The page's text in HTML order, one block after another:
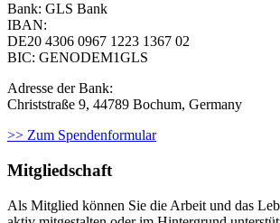
Bank: GLS Bank
IBAN:
DE20 4306 0967 1223 1367 02
BIC: GENODEM1GLS
Adresse der Bank:
Christstraße 9, 44789 Bochum, Germany
>> Zum Spendenformular
Mitgliedschaft
Als Mit­glied kön­nen Sie die Arbeit und das